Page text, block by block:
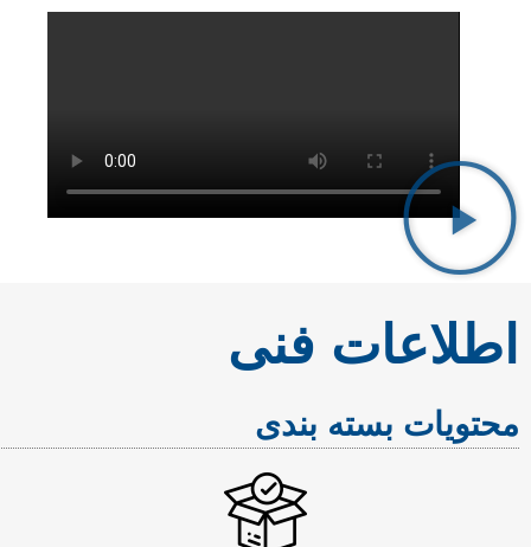
اطلاعات فنی
محتویات بسته بندی